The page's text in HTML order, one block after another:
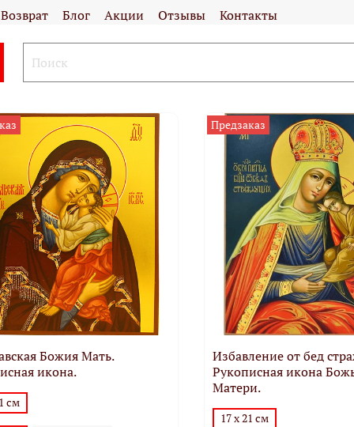
Возврат Блог Акции Отзывы Контакты
Божия Мать.
икона.
см
Предзаказ
Избавление от бед
Рукописная икона
Матери.
17 х 21 см